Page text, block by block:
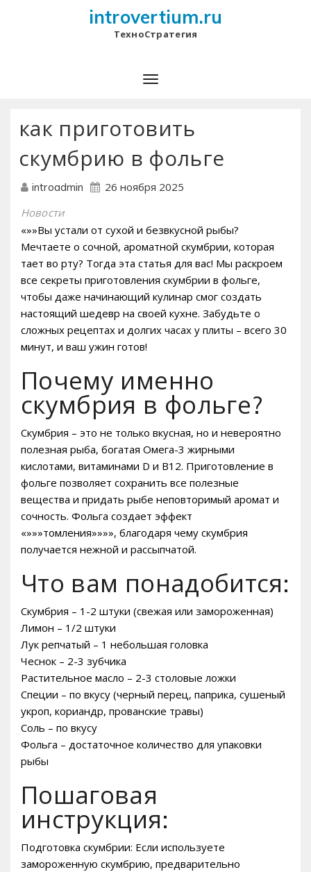
introvertium.ru
ТехноСтратегия
как приготовить
скумбрию в фольге
introadmin 26 ноября 2025
Новости
«»»Вы устали от сухой и безвкусной рыбы?
Мечтаете о сочной, ароматной скумбрии, которая
тает во рту? Тогда эта статья для вас! Мы раскроем
все секреты приготовления скумбрии в фольге,
чтобы даже начинающий кулинар смог создать
настоящий шедевр на своей кухне. Забудьте о
сложных рецептах и долгих часах у плиты – всего 30
минут, и ваш ужин готов!
Почему именно
скумбрия в фольге?
Скумбрия – это не только вкусная, но и невероятно
полезная рыба, богатая Омега-3 жирными
кислотами, витаминами D и B12. Приготовление в
фольге позволяет сохранить все полезные
вещества и придать рыбе неповторимый аромат и
сочность. Фольга создает эффект
«»»»томления»»»», благодаря чему скумбрия
получается нежной и рассыпчатой.
Что вам понадобится:
Скумбрия – 1-2 штуки (свежая или замороженная)
Лимон – 1/2 штуки
Лук репчатый – 1 небольшая головка
Чеснок – 2-3 зубчика
Растительное масло – 2-3 столовые ложки
Специи – по вкусу (черный перец, паприка, сушеный
укроп, кориандр, прованские травы)
Соль – по вкусу
Фольга – достаточное количество для упаковки
рыбы
Пошаговая
инструкция:
Подготовка скумбрии: Если используете
замороженную скумбрию, предварительно